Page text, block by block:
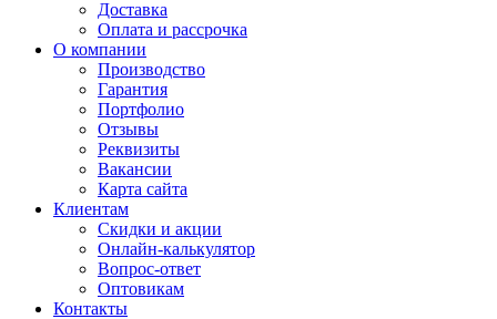
Доставка
Оплата и рассрочка
О компании
Производство
Гарантия
Портфолио
Отзывы
Реквизиты
Вакансии
Карта сайта
Клиентам
Скидки и акции
Онлайн-калькулятор
Вопрос-ответ
Оптовикам
Контакты